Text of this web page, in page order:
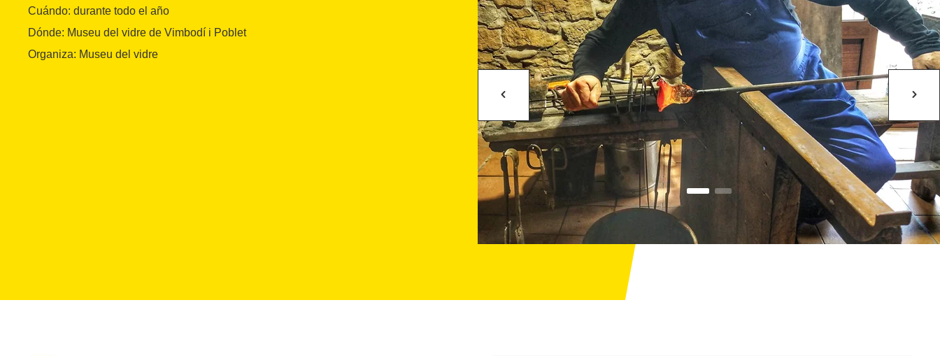
Cuándo: durante todo el año
Dónde: Museu del vidre de Vimbodí i Poblet
Organiza: Museu del vidre